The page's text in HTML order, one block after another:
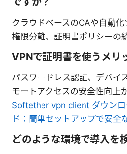
クラウドベースのCAや自動
権限分離、証明書ポリシーの
VPNで証明書を使うメリ
パスワードレス認証、デバイ
モートアクセスの安全性向上
Softether vpn client ダウンロ
ド：簡単セットアップで安全
どのような環境で導入を